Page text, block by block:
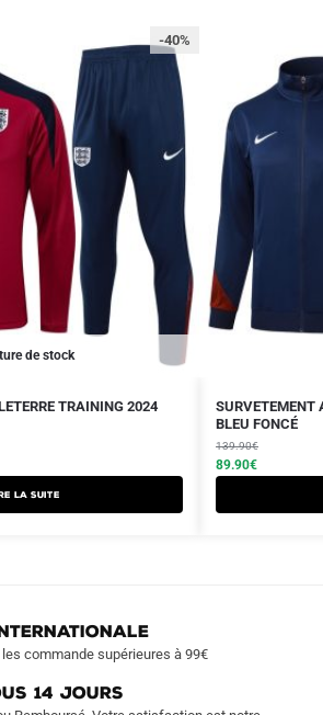
de stock
-40%
TRAINING 2024
la suite
SURVETEMENT
BLEU FONCÉ
139.90€
Le
prix
initial
était :
89.90€
Le
prix
actuel
est :
Ce
produit
a
plusieurs
variations.
commande supérieures à 99€
14 JOURS